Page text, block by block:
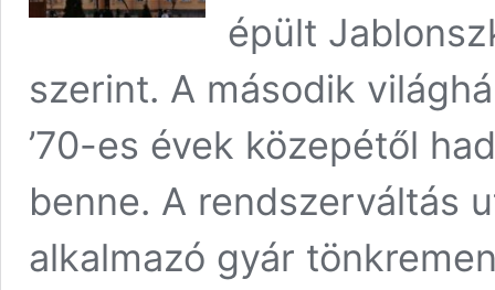
épült
szerint. A második
’70-es évek közepétől
benne. A rendszerváltás
alkalmazó gyár